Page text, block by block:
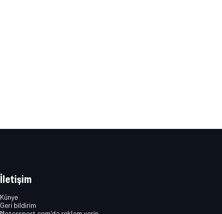
İletişim
Künye
Geri bildirim